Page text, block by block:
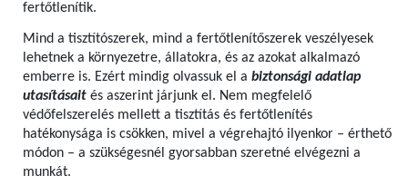
fertőtlenítik.
Mind a tisztítószerek, mind a fertőtlenítőszerek veszélyesek
lehetnek a környezetre, állatokra, és az azokat alkalmazó
emberre is. Ezért mindig olvassuk el a biztonsági adatlap
utasításait és aszerint járjunk el. Nem megfelelő
védőfelszerelés mellett a tisztítás és fertőtlenítés
hatékonysága is csökken, mivel a végrehajtó ilyenkor – érthető
módon – a szükségesnél gyorsabban szeretné elvégezni a
munkát.